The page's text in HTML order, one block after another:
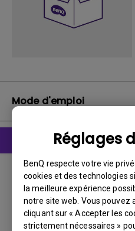
Réglages
BenQ respecte votre vie
cookies et des technologies
la meilleure expérience
notre site web. Vous pouvez
cliquant sur « Accepter les
strictement nécessaires »
Mode d'emploi
Manuel d’utilisation
User Manual
Mise à jour:2014/10/17
Langue:English